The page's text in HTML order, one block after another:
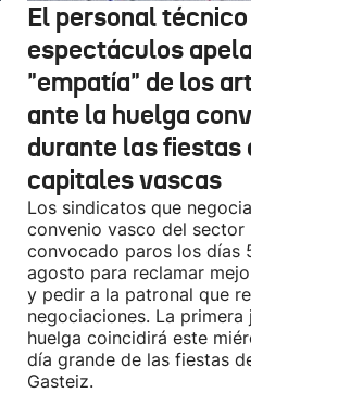
El personal técnico de
espectáculos apela a la
"empatía" de los artistas
ante la huelga convocada
durante las fiestas de las
capitales vascas
Los sindicatos que negocian el
convenio vasco del sector han
convocado paros los días 5, 14 y 26
agosto para reclamar mejoras
y pedir a la patronal que retome las
negociaciones. La primera jornada de
huelga coincidirá este miércoles con
día grande de las fiestas de Vitoria-
Gasteiz.